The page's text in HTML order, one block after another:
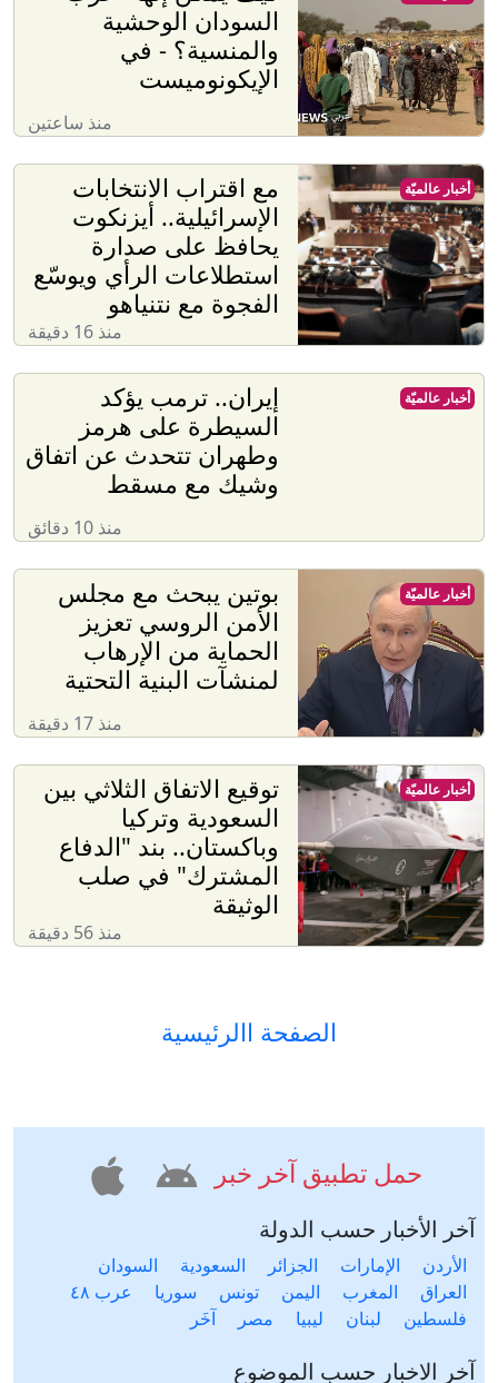
السودان الوحشية
والمنسية؟ - في
الإيكونوميست
منذ ساعتين
مع اقتراب الانتخابات
الإسرائيلية.. أيزنكوت
يحافظ على صدارة
استطلاعات الرأي ويوسّع
الفجوة مع نتنياهو
منذ 16 دقيقة
أخبار عالميّة
إيران.. ترمب يؤكد
السيطرة على هرمز
وطهران تتحدث عن اتفاق
وشيك مع مسقط
منذ 10 دقائق
أخبار عالميّة
بوتين يبحث مع مجلس
الأمن الروسي تعزيز
الحماية من الإرهاب
لمنشآت البنية التحتية
منذ 17 دقيقة
أخبار عالميّة
توقيع الاتفاق الثلاثي بين
السعودية وتركيا
وباكستان.. بند "الدفاع
المشترك" في صلب
الوثيقة
منذ 56 دقيقة
أخبار عالميّة
الصفحة االرئيسية
حمل تطبيق آخر خبر
آخر الأخبار حسب الدولة
الأردن الإمارات الجزائر السعودية
السودان
العراق
المغرب اليمن تونس سوريا
عرب ٤٨
فلسطين
لبنان ليبيا مصر آخَر
آخر الاخبار حسب الموضوع